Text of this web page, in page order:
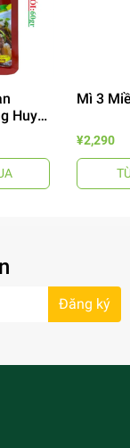
Huy
Mì 3
¥2,290
Đăng ký